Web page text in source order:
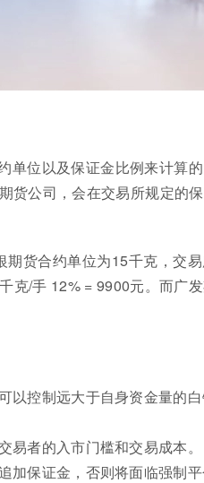
单位以及保证金比例来计算
货公司，会在交易所规定的
货合约单位为15千克，交
克/手 12% = 9900元。而广
以控制远大于自身资金量的
者的入市门槛和交易成本。
加保证金，否则将面临强制